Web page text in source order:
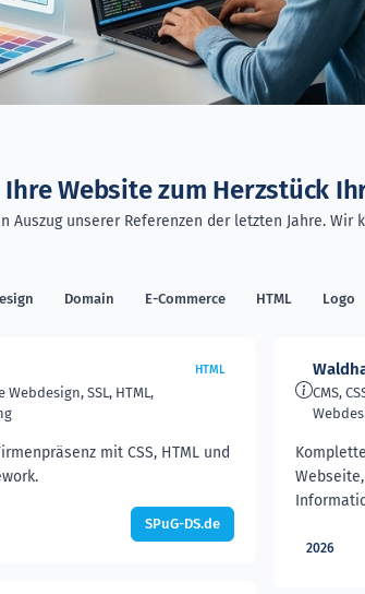
Website zum Herzstück
Auszug unserer Referenzen der letzten Jahre.
Domain E-Commerce HTML Logo
Webdesign, SSL, HTML,
HTML
mit CSS, HTML und
SPuG-DS.de
CMS,
2026